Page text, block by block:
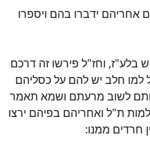
אחריהם ידברו בהם ויספרו
בלע"ז, וחז"ל פירשו זה דרכם
חלב יש להם על כסליהם
אותם לשוב מרעתם ושמא תאמר
ת"ל ואחריהם בפיהם ירצו
חרדים ממנו: